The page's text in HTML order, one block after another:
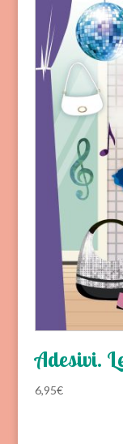
Adesivi.
6,95€